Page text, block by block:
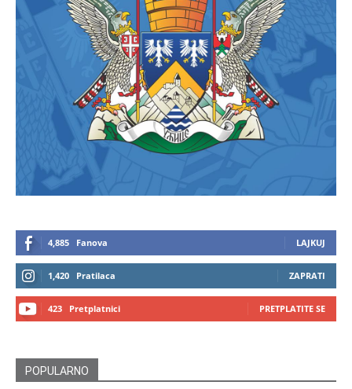
4,885 Fanova LAJKUJ
1,420 Pratilaca ZAPRATI
423 Pretplatnici PRETPLATITE SE
POPULARNO